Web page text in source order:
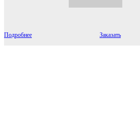
Подробнее Заказать